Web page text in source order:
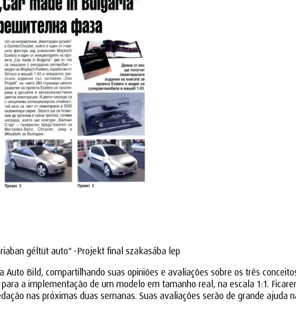
géltüt auto" -Projekt final szakasába lep
Bild, compartilhando suas opiniões e avaliações sobre os três
a implementação de um modelo em tamanho real, na escala 1:1.
nas próximas duas semanas. Suas avaliações serão de grande ajuda